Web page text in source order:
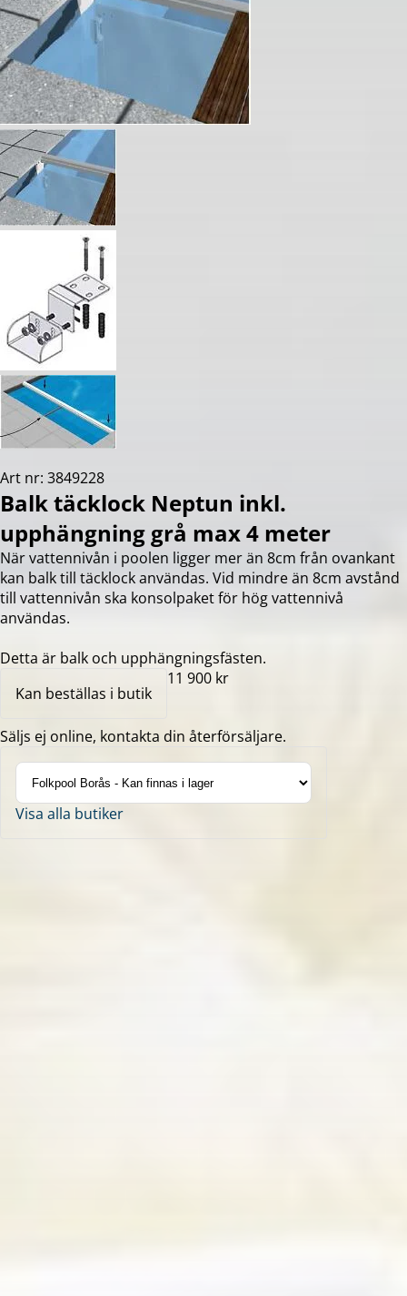
Art nr: 3849228
Balk täcklock Neptun inkl.
upphängning grå max 4 meter
När vattennivån i poolen ligger mer än 8cm från ovankant
kan balk till täcklock användas. Vid mindre än 8cm avstånd
till vattennivån ska konsolpaket för hög vattennivå
användas.
Detta är balk och upphängningsfästen.
Kan beställas i butik
11 900 kr
Säljs ej online, kontakta din återförsäljare.
Visa alla butiker